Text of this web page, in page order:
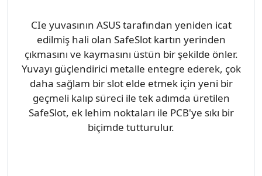
CIe yuvasının ASUS tarafından yeniden icat
edilmiş hali olan SafeSlot kartın yerinden
çıkmasını ve kaymasını üstün bir şekilde önler.
Yuvayı güçlendirici metalle entegre ederek, çok
daha sağlam bir slot elde etmek için yeni bir
geçmeli kalıp süreci ile tek adımda üretilen
SafeSlot, ek lehim noktaları ile PCB'ye sıkı bir
biçimde tutturulur.